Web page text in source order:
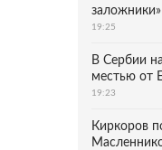
19:25
В Сербии
местью от
19:23
Киркоров